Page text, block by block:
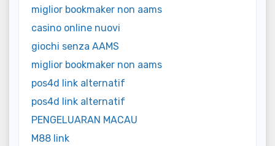
miglior bookmaker non aams
casino online nuovi
giochi senza AAMS
miglior bookmaker non aams
pos4d link alternatif
pos4d link alternatif
PENGELUARAN MACAU
M88 link